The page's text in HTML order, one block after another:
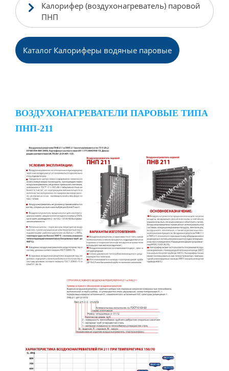
Калорифер (воздухонагреватель) паровой
ПНП
Каталог Калориферы водяные паровые
ВОЗДУХОНАГРЕВАТЕЛИ ПАРОВЫЕ ТИПА
ПНП-211